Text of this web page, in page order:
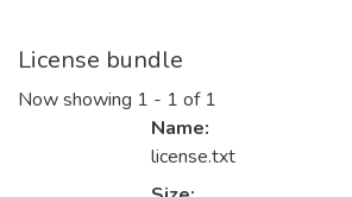
License bundle
Now showing 1 - 1 of 1
Name:
license.txt